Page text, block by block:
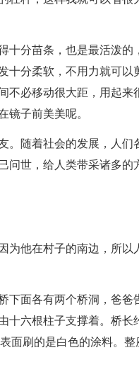
分苗条，也是最活泼的
十分柔软，不用力就可以
不必移动很大距，用起来
镜子前美美呢。
随着社会的发展，人们
问世，给人类带采诸多的
他在村子的南边，所以
面各有两个桥洞，爸爸
十六根柱子支撑着。桥长
面刷的是白色的涂料。整